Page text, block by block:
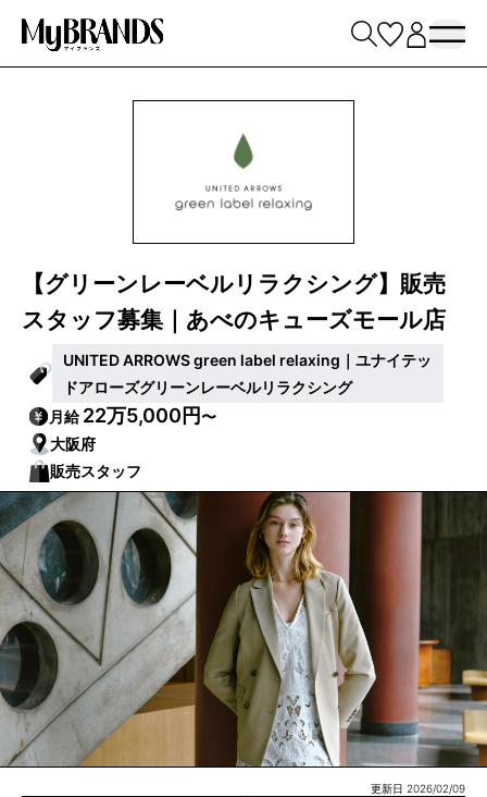
【グリーンレーベルリラクシング】販売
スタッフ募集｜あべのキューズモール店
UNITED ARROWS green label relaxing｜ユナイテッ
ドアローズグリーンレーベルリラクシング
月給22万5,000円〜
大阪府
販売スタッフ
更新日 2026/02/09